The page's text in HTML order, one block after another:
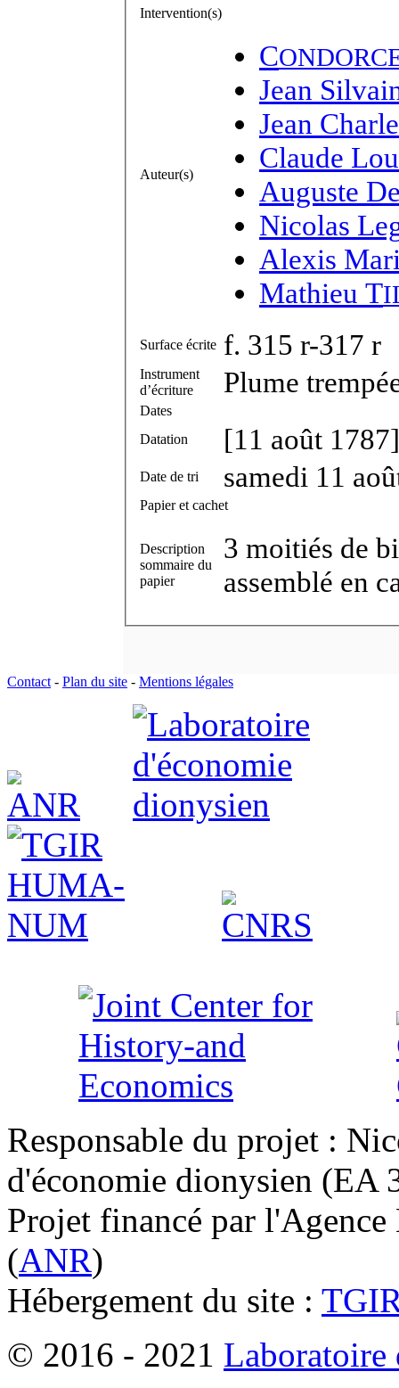
Intervention(s)
Auteur(s)
C
Jean
Jean
Claude
Auguste
Nicolas
Alexis
Mathieu T
Surface écrite f. 315 r-317 r
Instrument
d’écriture
Plume
Dates
Datation
[11 août 1787]
Date de tri samedi 11
Papier et cachet
Description
sommaire du
papier
3 moitiés de
assemblé en
Contact - Plan du site - Mentions légales
Responsable du projet :
d'économie dionysien
Projet financé par l'Agence
(ANR)
Hébergement du site :
© 2016 - 2021 Laboratoire